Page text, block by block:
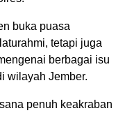
buka puasa
tetapi juga
berbagai isu
wilayah Jember.
penuh keakraban